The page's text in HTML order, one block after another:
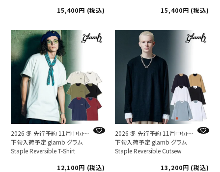
15,400 税込
15,400
税込
2026 冬 先行予約 11月中旬～
下旬入荷予定 glamb グラム
Staple Reversible T-Shirt
12,100
税込
2026 冬 先行予約 11月中旬～
下旬入荷予定 glamb グラム
Staple Reversible Cutsew
13,200
税込